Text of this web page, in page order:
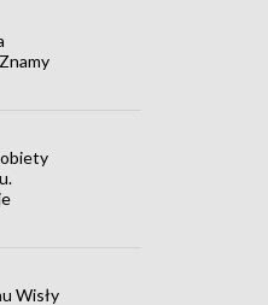
Wisły